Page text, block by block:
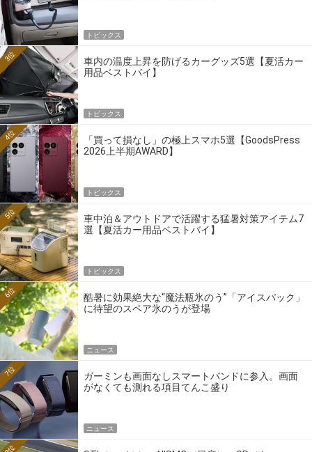
トピックス
車内の温度上昇を防げるカーグッズ5選【夏活カー
用品ベストバイ】
3位
トピックス
「買って損なし」の極上スマホ5選【GoodsPress
2026上半期AWARD】
4位
トピックス
車中泊＆アウトドアで活躍する猛暑対策アイテム7
選【夏活カー用品ベストバイ】
5位
トピックス
酷暑に効果絶大な“魔法瓶氷のう”「アイスパック」
に待望のスペア氷のうが登場
6位
ニュース
ガーミンも画面なしスマートバンドに参入。画面
がなくても測れる項目てんこ盛り
7位
ニュース